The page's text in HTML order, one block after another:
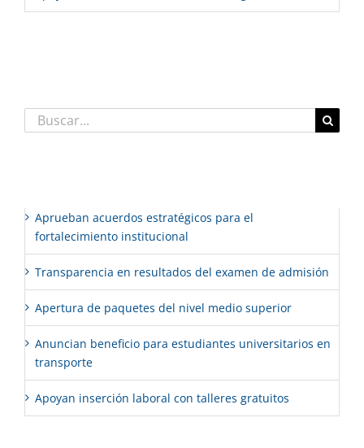
Buscar:
Aprueban acuerdos estratégicos para el
fortalecimiento institucional
Transparencia en resultados del examen de admisión
Apertura de paquetes del nivel medio superior
Anuncian beneficio para estudiantes universitarios en
transporte
Apoyan inserción laboral con talleres gratuitos